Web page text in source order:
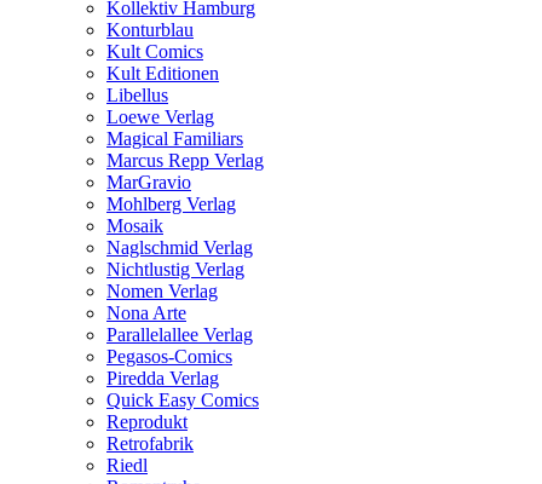
Kollektiv Hamburg
Konturblau
Kult Comics
Kult Editionen
Libellus
Loewe Verlag
Magical Familiars
Marcus Repp Verlag
MarGravio
Mohlberg Verlag
Mosaik
Naglschmid Verlag
Nichtlustig Verlag
Nomen Verlag
Nona Arte
Parallelallee Verlag
Pegasos-Comics
Piredda Verlag
Quick Easy Comics
Reprodukt
Retrofabrik
Riedl